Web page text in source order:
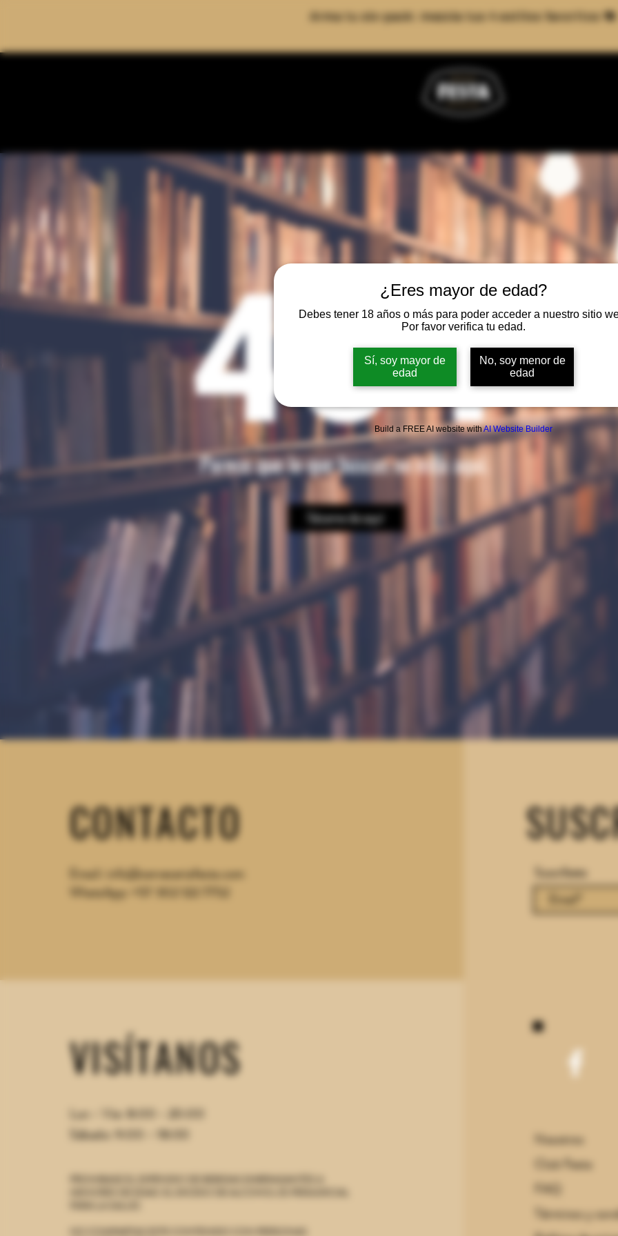
¿Eres mayor de edad?
Debes tener 18 años o más para poder acceder a nuestro sitio
Por favor verifica tu edad.
Sí, soy mayor de
edad
No, soy menor de
edad
Build a FREE AI website withAI Website Builder
Arma tu six-pack: mezcla tus 4 estilos favoritos 🍻
404
Parece que lo que buscas no esta aquí.
Sácame de aquí
CONTACTO
Email:
info@cerveceriafesta.com
WhatsApp: +57 302
122 7752
Suscríbete
VISÍTANOS
Lun - Vie: 8:00 - 20:00
Sábado: 9:00 - 18:00
Nosotros
Club Festa
FAQ
Términos y